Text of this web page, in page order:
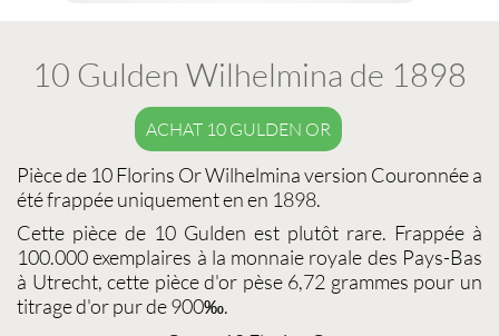
10 Gulden Wilhelmina de 1898
ACHAT 10 GULDEN OR
Pièce de 10 Florins OrWilhelminaversion Couronnée a
été frappée uniquement en en 1898.
Cette pièce de 10 Gulden est plutôt rare. Frappée à
100.000 exemplaires à la monnaie royale des Pays-Bas
à Utrecht, cette pièce d'or pèse 6,72 grammes pour un
titrage d'or pur de 900‰.